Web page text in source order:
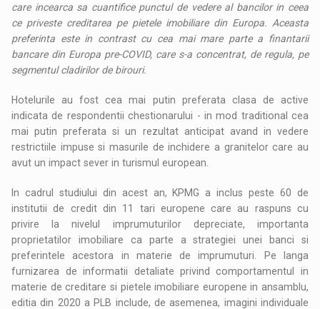
care incearca sa cuantifice punctul de vedere al bancilor in ceea
ce priveste creditarea pe pietele imobiliare din Europa. Aceasta
preferinta este in contrast cu cea mai mare parte a finantarii
bancare din Europa pre-COVID, care s-a concentrat, de regula, pe
segmentul cladirilor de birouri.
Hotelurile au fost cea mai putin preferata clasa de active
indicata de respondentii chestionarului - in mod traditional cea
mai putin preferata si un rezultat anticipat avand in vedere
restrictiile impuse si masurile de inchidere a granitelor care au
avut un impact sever in turismul european.
In cadrul studiului din acest an, KPMG a inclus peste 60 de
institutii de credit din 11 tari europene care au raspuns cu
privire la nivelul imprumuturilor depreciate, importanta
proprietatilor imobiliare ca parte a strategiei unei banci si
preferintele acestora in materie de imprumuturi. Pe langa
furnizarea de informatii detaliate privind comportamentul in
materie de creditare si pietele imobiliare europene in ansamblu,
editia din 2020 a PLB include, de asemenea, imagini individuale